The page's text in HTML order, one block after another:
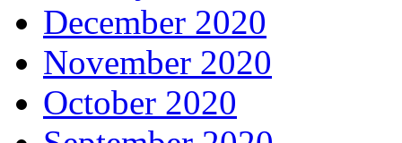
December 2020
November 2020
October 2020